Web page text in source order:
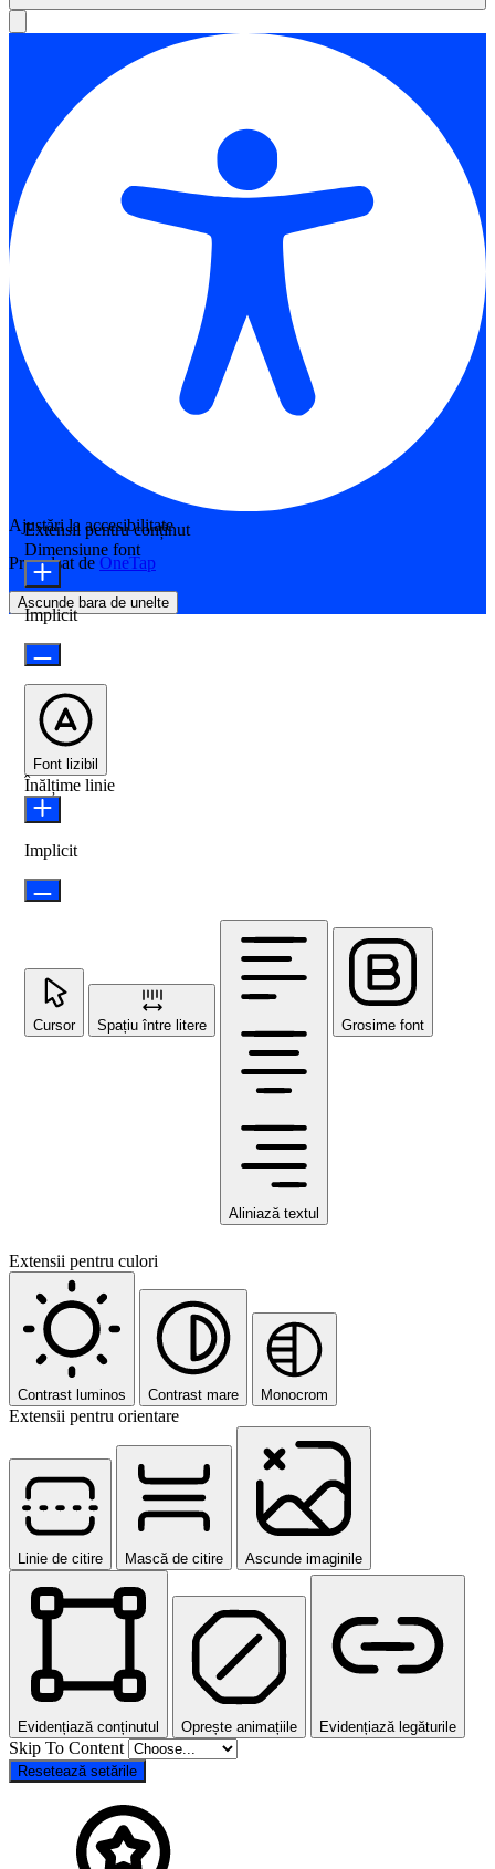
Ajustări la accesibilitate
Propulsat de OneTap
Ascunde bara de unelte
Extensii pentru conținut
Dimensiune font
Implicit
Font lizibil
Înălțime linie
Implicit
Cursor Spațiu între litere
Aliniază textul
Grosime font
Extensii pentru culori
Contrast luminos Contrast mare Monocrom
Extensii pentru orientare
Linie de citire Mască de citire Ascunde imaginile
Evidențiază conținutul Oprește animațiile Evidențiază legăturile
Skip To Content
Resetează setările